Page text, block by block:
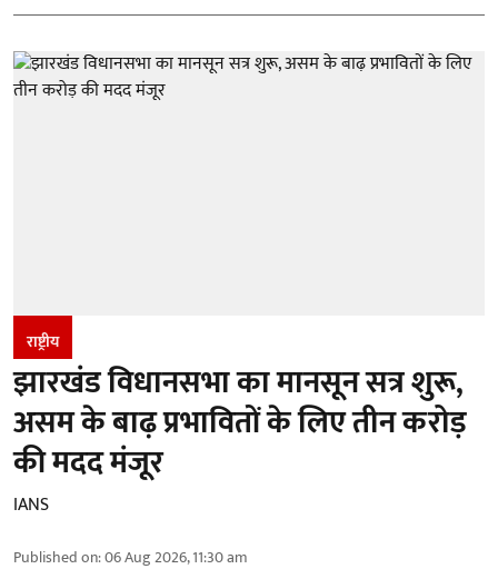
राष्ट्रीय
झारखंड विधानसभा का मानसून सत्र शुरू,
असम के बाढ़ प्रभावितों के लिए तीन करोड़
की मदद मंजूर
IANS
Published on:06 Aug 2026, 11:30 am